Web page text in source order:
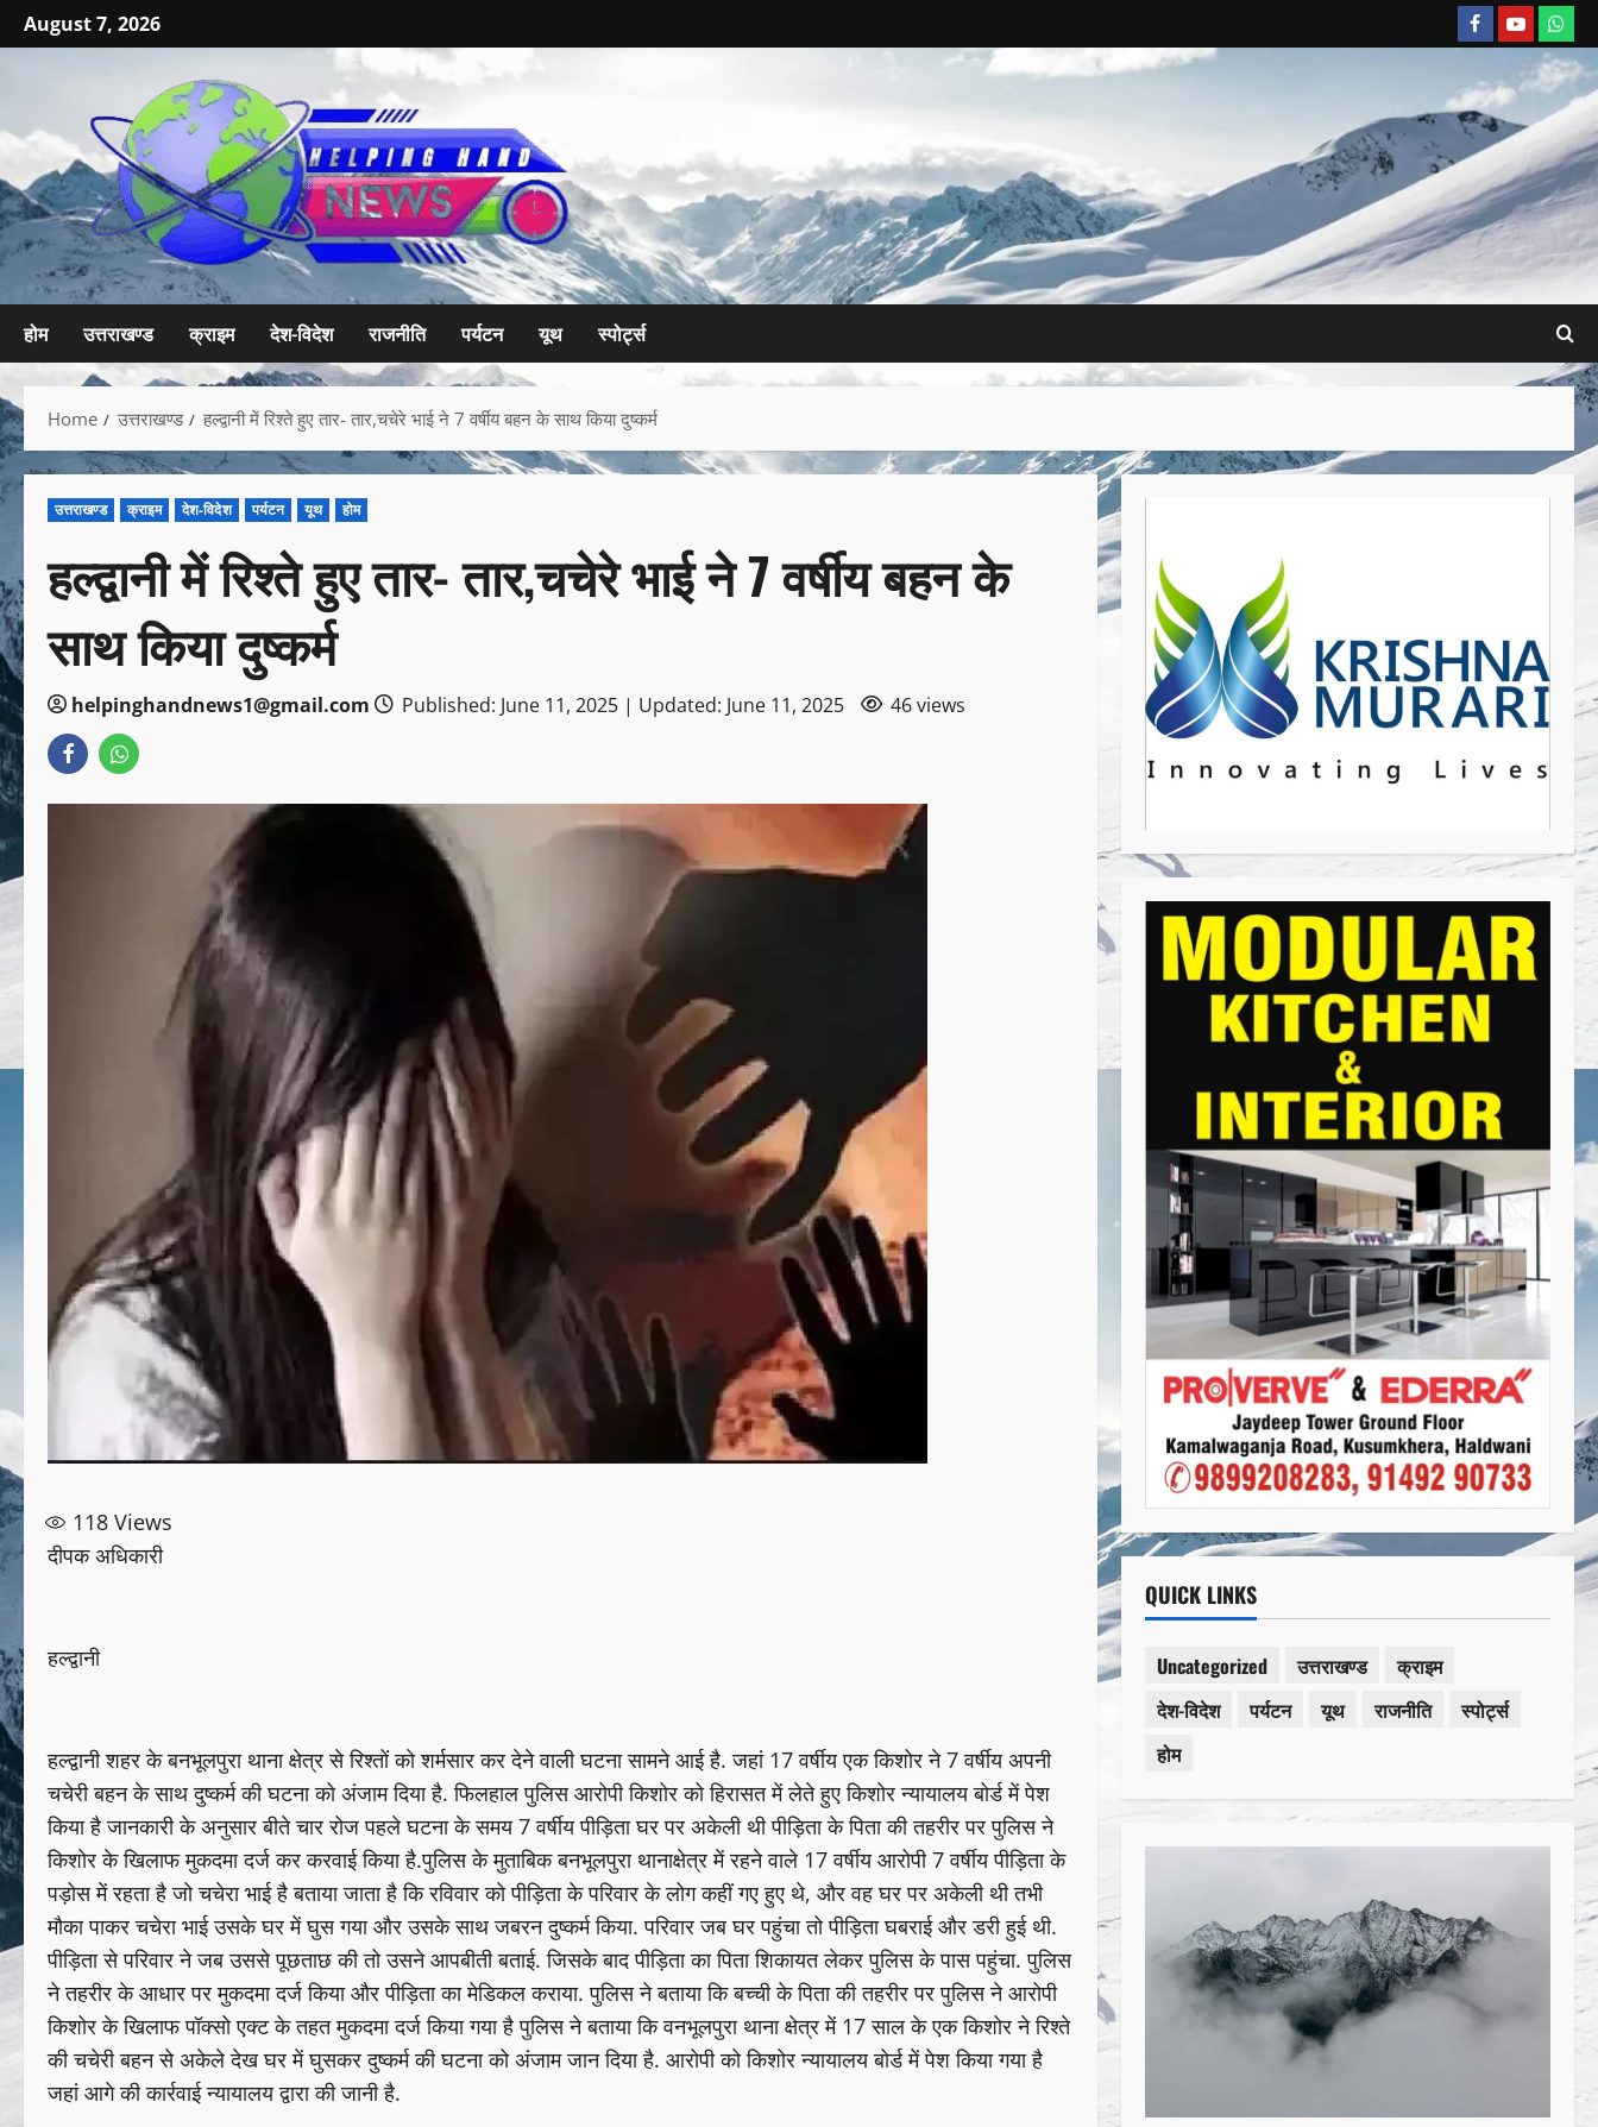
August 7, 2026
होम उत्तराखण्ड क्राइम देश-विदेश राजनीति पर्यटन यूथ स्पोर्ट्स
Home उत्तराखण्ड हल्द्वानी में रिश्ते हुए तार- तार,चचेरे भाई ने 7 वर्षीय बहन के साथ किया दुष्कर्म
उत्तराखण्ड क्राइम देश-विदेश पर्यटन यूथ होम
हल्द्वानी में रिश्ते हुए तार- तार,चचेरे भाई ने 7 वर्षीय बहन के
साथ किया दुष्कर्म
helpinghandnews1@gmail.com Published: June 11, 2025 | Updated: June 11, 2025 46 views
118 Views
दीपक अधिकारी
हल्द्वानी
हल्द्वानी शहर के बनभूलपुरा थाना क्षेत्र से रिश्तों को शर्मसार कर देने वाली घटना सामने आई है. जहां 17 वर्षीय एक किशोर ने 7 वर्षीय अपनी
चचेरी बहन के साथ दुष्कर्म की घटना को अंजाम दिया है. फिलहाल पुलिस आरोपी किशोर को हिरासत में लेते हुए किशोर न्यायालय बोर्ड में पेश
किया है जानकारी के अनुसार बीते चार रोज पहले घटना के समय 7 वर्षीय पीड़िता घर पर अकेली थी पीड़िता के पिता की तहरीर पर पुलिस ने
किशोर के खिलाफ मुकदमा दर्ज कर करवाई किया है.पुलिस के मुताबिक बनभूलपुरा थानाक्षेत्र में रहने वाले 17 वर्षीय आरोपी 7 वर्षीय पीड़िता के
पड़ोस में रहता है जो चचेरा भाई है बताया जाता है कि रविवार को पीड़िता के परिवार के लोग कहीं गए हुए थे, और वह घर पर अकेली थी तभी
मौका पाकर चचेरा भाई उसके घर में घुस गया और उसके साथ जबरन दुष्कर्म किया. परिवार जब घर पहुंचा तो पीड़िता घबराई और डरी हुई थी.
पीड़िता से परिवार ने जब उससे पूछताछ की तो उसने आपबीती बताई. जिसके बाद पीड़िता का पिता शिकायत लेकर पुलिस के पास पहुंचा. पुलिस
ने तहरीर के आधार पर मुकदमा दर्ज किया और पीड़िता का मेडिकल कराया. पुलिस ने बताया कि बच्ची के पिता की तहरीर पर पुलिस ने आरोपी
किशोर के खिलाफ पॉक्सो एक्ट के तहत मुकदमा दर्ज किया गया है पुलिस ने बताया कि वनभूलपुरा थाना क्षेत्र में 17 साल के एक किशोर ने रिश्ते
की चचेरी बहन से अकेले देख घर में घुसकर दुष्कर्म की घटना को अंजाम जान दिया है. आरोपी को किशोर न्यायालय बोर्ड में पेश किया गया है
जहां आगे की कार्रवाई न्यायालय द्वारा की जानी है.
QUICK LINKS
Uncategorized उत्तराखण्ड
क्राइम
देश-विदेश
पर्यटन यूथ राजनीति
स्पोर्ट्स
होम